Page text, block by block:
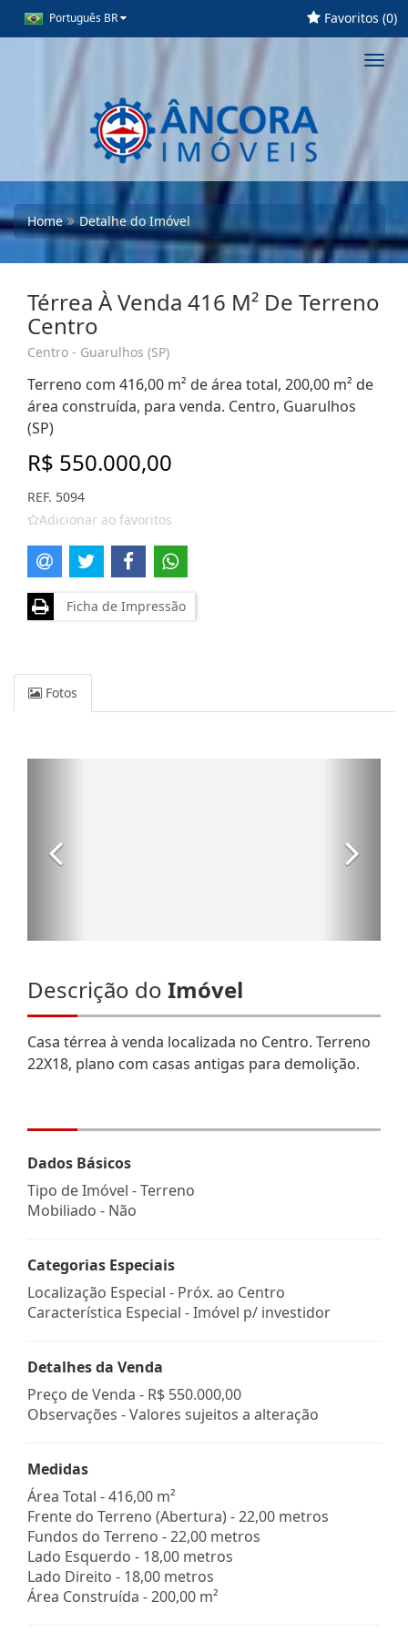
Português BR Favoritos (0)
Home Detalhe do Imóvel
Térrea À Venda 416 M² De Terreno
Centro
Centro - Guarulhos (SP)
Terreno com 416,00 m² de área total, 200,00 m² de
área construída, para venda. Centro, Guarulhos
(SP)
R$ 550.000,00
REF. 5094
Adicionar ao favoritos
Ficha de Impressão
Fotos
Descrição do Imóvel
Casa térrea à venda localizada no Centro. Terreno
22X18, plano com casas antigas para demolição.
Dados Básicos
Tipo de Imóvel - Terreno
Mobiliado - Não
Categorias Especiais
Localização Especial - Próx. ao Centro
Característica Especial - Imóvel p/ investidor
Detalhes da Venda
Preço de Venda - R$ 550.000,00
Observações - Valores sujeitos a alteração
Medidas
Área Total - 416,00 m²
Frente do Terreno (Abertura) - 22,00 metros
Fundos do Terreno - 22,00 metros
Lado Esquerdo - 18,00 metros
Lado Direito - 18,00 metros
Área Construída - 200,00 m²